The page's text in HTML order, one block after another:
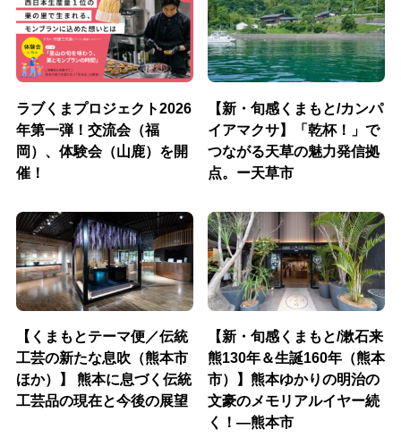
ラブくまプロジェクト2026
年第一弾！交流会（福
岡）、体験会（山鹿）を開
催！
【新・旬感くまもと/カンパ
イアマクサ】「乾杯！」で
つながる天草の魅力発信拠
点。ー天草市
【くまもとテーマ便／伝統
工芸の新たな息吹（熊本市
ほか）】 熊本に息づく伝統
工芸品の現在と今後の展望
【新・旬感くまもと/漱石来
熊130年＆生誕160年（熊本
市）】熊本ゆかりの明治の
文豪のメモリアルイヤー続
く！―熊本市